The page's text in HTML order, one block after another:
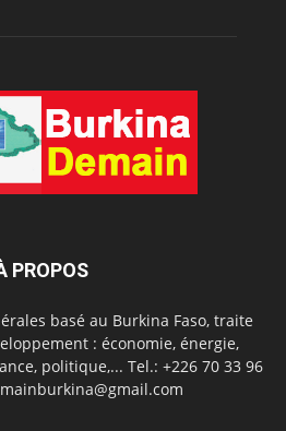
PROPOS
basé au Burkina Faso, traite
: économie, énergie,
politique,... Tel.: +226 70 33 96